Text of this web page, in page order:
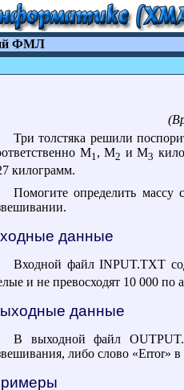
ФМЛ
Три толстяка решили
M1, M2 и M3
килограмм.
Помогите определить
данные
Входной файл INPUT.TXT
и не превосходят 10 000 по
данные
В выходной файл
либо слово «Error»